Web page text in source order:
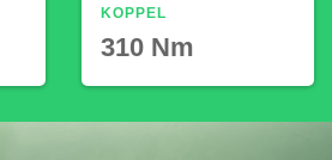
KOPPEL
310 Nm